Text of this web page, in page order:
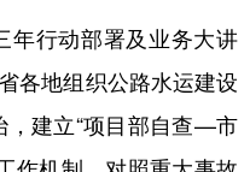
行动部署及业务大讲
各地组织公路水运建设
，建立“项目部自查—市